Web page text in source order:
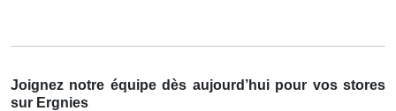
Joignez notre équipe dès aujourd’hui pour vos stores
sur Ergnies